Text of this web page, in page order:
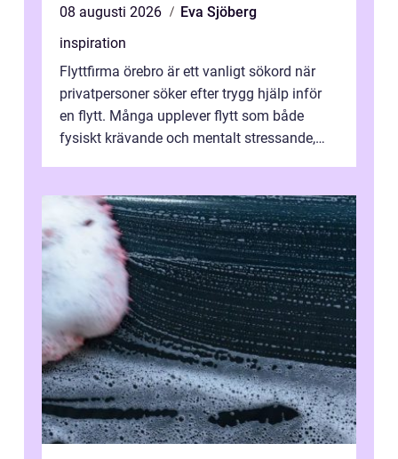
08 augusti 2026
Eva Sjöberg
inspiration
Flyttfirma örebro är ett vanligt sökord när
privatpersoner söker efter trygg hjälp inför
en flytt. Många upplever flytt som både
fysiskt krävande och mentalt stressande,